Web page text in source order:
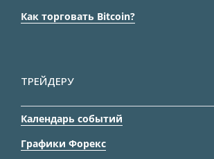
Как торговать Bitcoin?
ТРЕЙДЕРУ
Календарь событий
Графики Форекс